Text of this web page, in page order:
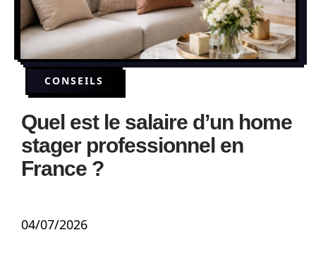
CONSEILS
Quel est le salaire d’un home
stager professionnel en
France ?
04/07/2026